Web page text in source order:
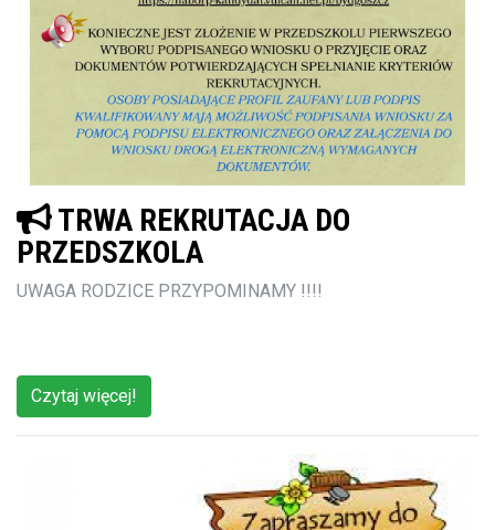
TRWA REKRUTACJA DO
PRZEDSZKOLA
UWAGA RODZICE PRZYPOMINAMY !!!!
Czytaj więcej!